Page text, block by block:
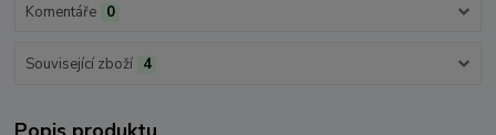
Komentáře 0
Související zboží 4